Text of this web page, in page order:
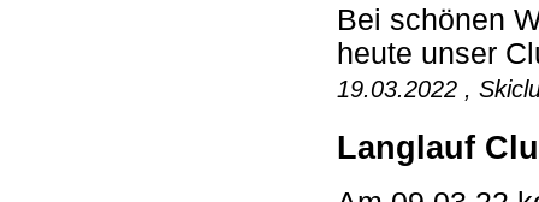
Bei schönen
heute unser
19.03.2022 ,
Langlauf